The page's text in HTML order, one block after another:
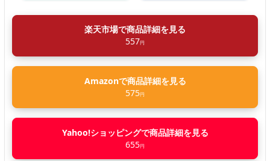
楽天市場で商品詳細を見る
557円
Amazonで商品詳細を見る
575円
Yahoo!ショッピングで商品詳細を見る
655円